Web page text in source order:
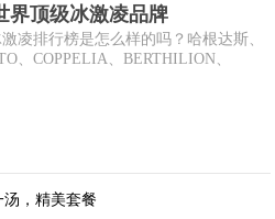
界顶级冰激凌品牌
凌排行榜是怎么样的吗？哈根达斯、
、COPPELIA、BERTHILION、